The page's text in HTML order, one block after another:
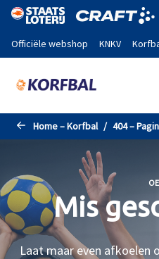
Naar de hoofdinhoud gaan
Officiële webshop KNKV
Home – Korfbal 404 –
Mis
Laat maar even afkoelen